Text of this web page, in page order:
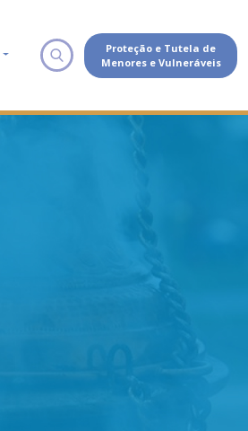
Proteção e Tutela de
Menores e Vulneráveis